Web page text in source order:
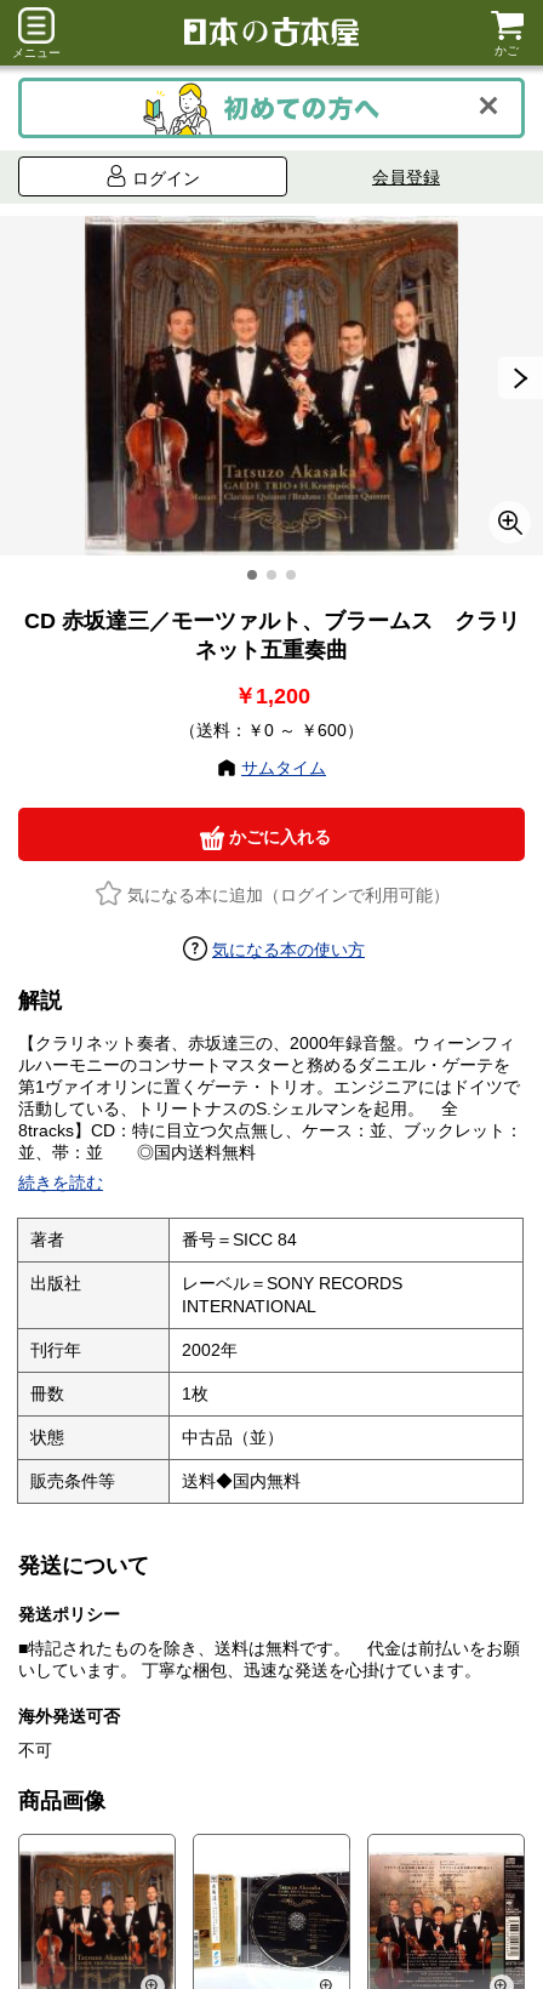
メニュー かご
ログイン 会員登録
CD 赤坂達三／モーツァルト、ブラームス クラリ
ネット五重奏曲
￥1,200
（送料：￥0 ～ ￥600）
サムタイム
かごに入れる
気になる本に追加（ログインで利用可能）
気になる本の使い方
解説
【クラリネット奏者、赤坂達三の、2000年録音盤。ウィーンフィ
ルハーモニーのコンサートマスターと務めるダニエル・ゲーテを
第1ヴァイオリンに置くゲーテ・トリオ。エンジニアにはドイツで
活動している、トリートナスのS.シェルマンを起用。 全
8tracks】CD：特に目立つ欠点無し、ケース：並、ブックレット：
並、帯：並 ◎国内送料無料
続きを読む
著者 番号＝SICC 84
出版社
レーベル＝SONY RECORDS
INTERNATIONAL
刊行年 2002年
冊数 1枚
状態 中古品（並）
販売条件等 送料◆国内無料
発送について
発送ポリシー
■特記されたものを除き、送料は無料です。 代金は前払いをお願
いしています。 丁寧な梱包、迅速な発送を心掛けています。
海外発送可否
不可
商品画像